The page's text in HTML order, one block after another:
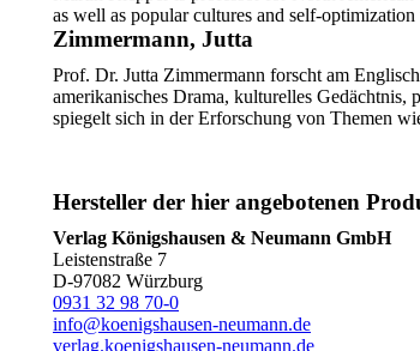
as well as popular cultures and self-
Zimmermann, Jutta
Prof. Dr. Jutta Zimmermann forscht am
amerikanisches Drama, kulturelles
spiegelt sich in der Erforschung von Themen
Hersteller der hier angebotenen
Verlag Königshausen & Neumann GmbH
Leistenstraße 7
D-97082 Würzburg
0931 32 98 70-0
info@koenigshausen-neumann.de
verlag.koenigshausen-neumann.de